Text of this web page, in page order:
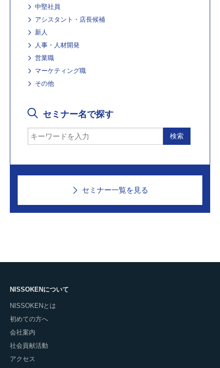
中堅社員
アシスタント・店長候補
新人
人事・人材開発
営業職
マーケティング職
その他
セミナー名で探す
セミナー一覧を見る
NISSOKENについて
NISSOKENとは
初めての方へ
会社案内
社会貢献活動
アクセス